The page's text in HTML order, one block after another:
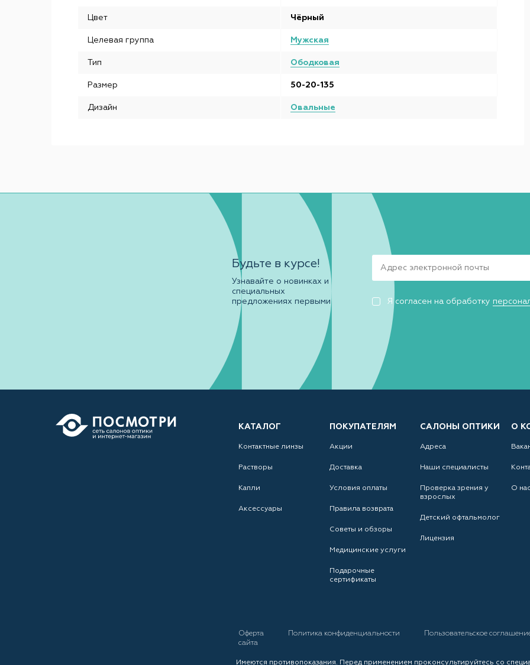
Цвет Чёрный
Целевая группа Мужская
Тип Ободковая
Размер 50-20-135
Дизайн Овальные
Будьте в курсе!
Узнавайте о новинках и
специальных
предложениях первыми
Я согласен на обработку
КАТАЛОГ
Контактные линзы
Растворы
Капли
Аксессуары
ПОКУПАТЕЛЯМ
Акции
Доставка
Условия оплаты
Правила возврата
Советы и обзоры
Медицинские услуги
Подарочные
сертификаты
САЛОНЫ ОПТИКИ
Адреса
Наши специалисты
Проверка зрения у
взрослых
Детский офтальмолог
Лицензия
О
О нас
Оферта Политика конфиденциальности Пользовательское
сайта
Имеются противопоказания. Перед применением проконсультируйтесь со